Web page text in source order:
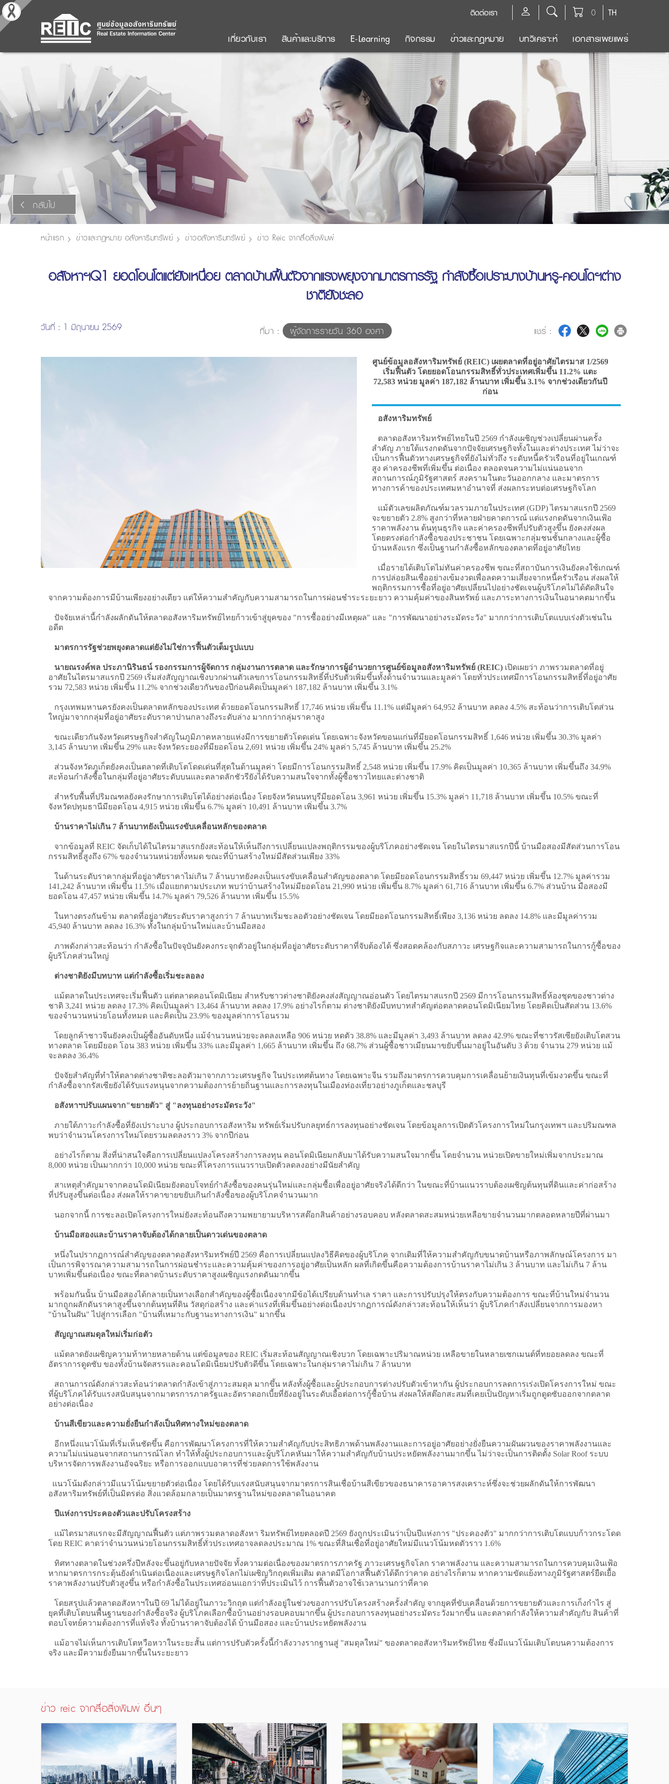
TH
0
ติดต่อเรา
เกี่ยวกับเรา สินค้าและบริการ E-Learning กิจกรรม ข่าวและกฎหมาย บทวิเคราะห์ เอกสารเผยแพร่
กลับไป
หน้าแรก ข่าวและกฎหมาย อสังหาริมทรัพย์ ข่าวอสังหาริมทรัพย์ ข่าว Reic จากสื่อสิ่งพิมพ์
อสังหาฯQ1 ยอดโอนโตแต่ยังเหนื่อย ตลาดบ้านฟื้นตัวจากแรงพยุงจากมาตรการรัฐ กำลังซื้อเปราะบางบ้านหรู-คอนโดฯต่าง
ชาติยังชะลอ
วันที่ : 1 มิถุนายน 2569 ที่มา : ผู้จัดการรายวัน 360 องศา แชร์ :
ศูนย์ข้อมูลอสังหาริมทรัพย์ (REIC) เผยตลาดที่อยู่อาศัยไตรมาส 1/2569
เริ่มฟื้นตัว โดยยอดโอนกรรมสิทธิ์ทั่วประเทศเพิ่มขึ้น 11.2% แตะ
72,583 หน่วย มูลค่า 187,182 ล้านบาท เพิ่มขึ้น 3.1% จากช่วงเดียวกันปี
ก่อน
อสังหาริมทรัพย์
ตลาดอสังหาริมทรัพย์ไทยในปี 2569 กำลังเผชิญช่วงเปลี่ยนผ่านครั้ง
สำคัญ ภายใต้แรงกดดันจากปัจจัยเศรษฐกิจทั้งในและต่างประเทศ ไม่ว่าจะ
เป็นการฟื้นตัวทางเศรษฐกิจที่ยังไม่ทั่วถึง ระดับหนี้ครัวเรือนที่อยู่ในเกณฑ์
สูง ค่าครองชีพที่เพิ่มขึ้น ต่อเนื่อง ตลอดจนความไม่แน่นอนจาก
สถานการณ์ภูมิรัฐศาสตร์ สงครามในตะวันออกกลาง และมาตรการ
ทางการค้าของประเทศมหาอำนาจที่ ส่งผลกระทบต่อเศรษฐกิจโลก
แม้ตัวเลขผลิตภัณฑ์มวลรวมภายในประเทศ (GDP) ไตรมาสแรกปี 2569
จะขยายตัว 2.8% สูงกว่าที่หลายฝ่ายคาดการณ์ แต่แรงกดดันจากเงินเฟ้อ
ราคาพลังงาน ต้นทุนธุรกิจ และค่าครองชีพที่ปรับตัวสูงขึ้น ยังคงส่งผล
โดยตรงต่อกำลังซื้อของประชาชน โดยเฉพาะกลุ่มชนชั้นกลางและผู้ซื้อ
บ้านหลังแรก ซึ่งเป็นฐานกำลังซื้อหลักของตลาดที่อยู่อาศัยไทย
เมื่อรายได้เติบโตไม่ทันค่าครองชีพ ขณะที่สถาบันการเงินยังคงใช้เกณฑ์
การปล่อยสินเชื่ออย่างเข้มงวดเพื่อลดความเสี่ยงจากหนี้ครัวเรือน ส่งผลให้
พฤติกรรมการซื้อที่อยู่อาศัยเปลี่ยนไปอย่างชัดเจนผู้บริโภคไม่ได้ตัดสินใจ
จากความต้องการมีบ้านเพียงอย่างเดียว แต่ให้ความสำคัญกับความสามารถในการผ่อนชำระระยะยาว ความคุ้มค่าของสินทรัพย์ และภาระทางการเงินในอนาคตมากขึ้น
ปัจจัยเหล่านี้กำลังผลักดันให้ตลาดอสังหาริมทรัพย์ไทยก้าวเข้าสู่ยุคของ "การซื้ออย่างมีเหตุผล" และ "การพัฒนาอย่างระมัดระวัง" มากกว่าการเติบโตแบบเร่งตัวเช่นใน
อดีต
มาตรการรัฐช่วยพยุงตลาดแต่ยังไม่ใช่การฟื้นตัวเต็มรูปแบบ
นายณรงค์พล ประภานิรินธน์ รองกรรมการผู้จัดการ กลุ่มงานการตลาด และรักษาการผู้อำนวยการศูนย์ข้อมูลอสังหาริมทรัพย์ (REIC) เปิดเผยว่า ภาพรวมตลาดที่อยู่
อาศัยในไตรมาสแรกปี 2569 เริ่มส่งสัญญาณเชิงบวกผ่านตัวเลขการโอนกรรมสิทธิ์ที่ปรับตัวเพิ่มขึ้นทั้งด้านจำนวนและมูลค่า โดยทั่วประเทศมีการโอนกรรมสิทธิ์ที่อยู่อาศัย
รวม 72,583 หน่วย เพิ่มขึ้น 11.2% จากช่วงเดียวกันของปีก่อนคิดเป็นมูลค่า 187,182 ล้านบาท เพิ่มขึ้น 3.1%
กรุงเทพมหานครยังคงเป็นตลาดหลักของประเทศ ด้วยยอดโอนกรรมสิทธิ์ 17,746 หน่วย เพิ่มขึ้น 11.1% แต่มีมูลค่า 64,952 ล้านบาท ลดลง 4.5% สะท้อนว่าการเติบโตส่วน
ใหญ่มาจากกลุ่มที่อยู่อาศัยระดับราคาปานกลางถึงระดับล่าง มากกว่ากลุ่มราคาสูง
ขณะเดียวกันจังหวัดเศรษฐกิจสำคัญในภูมิภาคหลายแห่งมีการขยายตัวโดดเด่น โดยเฉพาะจังหวัดขอนแก่นที่มียอดโอนกรรมสิทธิ์ 1,646 หน่วย เพิ่มขึ้น 30.3% มูลค่า
3,145 ล้านบาท เพิ่มขึ้น 29% และจังหวัดระยองที่มียอดโอน 2,691 หน่วย เพิ่มขึ้น 24% มูลค่า 5,745 ล้านบาท เพิ่มขึ้น 25.2%
ส่วนจังหวัดภูเก็ตยังคงเป็นตลาดที่เติบโตโดดเด่นที่สุดในด้านมูลค่า โดยมีการโอนกรรมสิทธิ์ 2,548 หน่วย เพิ่มขึ้น 17.9% คิดเป็นมูลค่า 10,365 ล้านบาท เพิ่มขึ้นถึง 34.9%
สะท้อนกำลังซื้อในกลุ่มที่อยู่อาศัยระดับบนและตลาดลักชัวรียังได้รับความสนใจจากทั้งผู้ซื้อชาวไทยและต่างชาติ
สำหรับพื้นที่ปริมณฑลยังคงรักษาการเติบโตได้อย่างต่อเนื่อง โดยจังหวัดนนทบุรีมียอดโอน 3,961 หน่วย เพิ่มขึ้น 15.3% มูลค่า 11,718 ล้านบาท เพิ่มขึ้น 10.5% ขณะที่
จังหวัดปทุมธานีมียอดโอน 4,915 หน่วย เพิ่มขึ้น 6.7% มูลค่า 10,491 ล้านบาท เพิ่มขึ้น 3.7%
บ้านราคาไม่เกิน 7 ล้านบาทยังเป็นแรงขับเคลื่อนหลักของตลาด
จากข้อมูลที่ REIC จัดเก็บได้ในไตรมาสแรกยังสะท้อนให้เห็นถึงการเปลี่ยนแปลงพฤติกรรมของผู้บริโภคอย่างชัดเจน โดยในไตรมาสแรกปีนี้ บ้านมือสองมีสัดส่วนการโอน
กรรมสิทธิ์สูงถึง 67% ของจำนวนหน่วยทั้งหมด ขณะที่บ้านสร้างใหม่มีสัดส่วนเพียง 33%
ในด้านระดับราคากลุ่มที่อยู่อาศัยราคาไม่เกิน 7 ล้านบาทยังคงเป็นแรงขับเคลื่อนสำคัญของตลาด โดยมียอดโอนกรรมสิทธิ์รวม 69,447 หน่วย เพิ่มขึ้น 12.7% มูลค่ารวม
141,242 ล้านบาท เพิ่มขึ้น 11.5% เมื่อแยกตามประเภท พบว่าบ้านสร้างใหม่มียอดโอน 21,990 หน่วย เพิ่มขึ้น 8.7% มูลค่า 61,716 ล้านบาท เพิ่มขึ้น 6.7% ส่วนบ้าน มือสองมี
ยอดโอน 47,457 หน่วย เพิ่มขึ้น 14.7% มูลค่า 79,526 ล้านบาท เพิ่มขึ้น 15.5%
ในทางตรงกันข้าม ตลาดที่อยู่อาศัยระดับราคาสูงกว่า 7 ล้านบาทเริ่มชะลอตัวอย่างชัดเจน โดยมียอดโอนกรรมสิทธิ์เพียง 3,136 หน่วย ลดลง 14.8% และมีมูลค่ารวม
45,940 ล้านบาท ลดลง 16.3% ทั้งในกลุ่มบ้านใหม่และบ้านมือสอง
ภาพดังกล่าวสะท้อนว่า กำลังซื้อในปัจจุบันยังคงกระจุกตัวอยู่ในกลุ่มที่อยู่อาศัยระดับราคาที่จับต้องได้ ซึ่งสอดคล้องกับสภาวะ เศรษฐกิจและความสามารถในการกู้ซื้อของ
ผู้บริโภคส่วนใหญ่
ต่างชาติยังมีบทบาท แต่กำลังซื้อเริ่มชะลอลง
แม้ตลาดในประเทศจะเริ่มฟื้นตัว แต่ตลาดคอนโดมิเนียม สำหรับชาวต่างชาติยังคงส่งสัญญาณอ่อนตัว โดยไตรมาสแรกปี 2569 มีการโอนกรรมสิทธิ์ห้องชุดของชาวต่าง
ชาติ 3,241 หน่วย ลดลง 17.3% คิดเป็นมูลค่า 13,464 ล้านบาท ลดลง 17.9% อย่างไรก็ตาม ต่างชาติยังมีบทบาทสำคัญต่อตลาดคอนโดมิเนียมไทย โดยคิดเป็นสัดส่วน 13.6%
ของจำนวนหน่วยโอนทั้งหมด และคิดเป็น 23.9% ของมูลค่าการโอนรวม
โดยลูกค้าชาวจีนยังคงเป็นผู้ซื้ออันดับหนึ่ง แม้จำนวนหน่วยจะลดลงเหลือ 906 หน่วย หดตัว 38.8% และมีมูลค่า 3,493 ล้านบาท ลดลง 42.9% ขณะที่ชาวรัสเซียยังเติบโตสวน
ทางตลาด โดยมียอด โอน 383 หน่วย เพิ่มขึ้น 33% และมีมูลค่า 1,665 ล้านบาท เพิ่มขึ้น ถึง 68.7% ส่วนผู้ซื้อชาวเมียนมาขยับขึ้นมาอยู่ในอันดับ 3 ด้วย จำนวน 279 หน่วย แม้
จะลดลง 36.4%
ปัจจัยสำคัญที่ทำให้ตลาดต่างชาติชะลอตัวมาจากภาวะเศรษฐกิจ ในประเทศต้นทาง โดยเฉพาะจีน รวมถึงมาตรการควบคุมการเคลื่อนย้ายเงินทุนที่เข้มงวดขึ้น ขณะที่
กำลังซื้อจากรัสเซียยังได้รับแรงหนุนจากความต้องการย้ายถิ่นฐานและการลงทุนในเมืองท่องเที่ยวอย่างภูเก็ตและชลบุรี
อสังหาฯปรับแผนจาก"ขยายตัว" สู่ "ลงทุนอย่างระมัดระวัง"
ภายใต้ภาวะกำลังซื้อที่ยังเปราะบาง ผู้ประกอบการอสังหาริม ทรัพย์เริ่มปรับกลยุทธ์การลงทุนอย่างชัดเจน โดยข้อมูลการเปิดตัวโครงการใหม่ในกรุงเทพฯ และปริมณฑล
พบว่าจำนวนโครงการใหม่โดยรวมลดลงราว 3% จากปีก่อน
อย่างไรก็ตาม สิ่งที่น่าสนใจคือการเปลี่ยนแปลงโครงสร้างการลงทุน คอนโดมิเนียมกลับมาได้รับความสนใจมากขึ้น โดยจำนวน หน่วยเปิดขายใหม่เพิ่มจากประมาณ
8,000 หน่วย เป็นมากกว่า 10,000 หน่วย ขณะที่โครงการแนวราบเปิดตัวลดลงอย่างมีนัยสำคัญ
สาเหตุสำคัญมาจากคอนโดมิเนียมยังตอบโจทย์กำลังซื้อของคนรุ่นใหม่และกลุ่มซื้อเพื่ออยู่อาศัยจริงได้ดีกว่า ในขณะที่บ้านแนวราบต้องเผชิญต้นทุนที่ดินและค่าก่อสร้าง
ที่ปรับสูงขึ้นต่อเนื่อง ส่งผลให้ราคาขายขยับเกินกำลังซื้อของผู้บริโภคจำนวนมาก
นอกจากนี้ การชะลอเปิดโครงการใหม่ยังสะท้อนถึงความพยายามบริหารสต๊อกสินค้าอย่างรอบคอบ หลังตลาดสะสมหน่วยเหลือขายจำนวนมากตลอดหลายปีที่ผ่านมา
บ้านมือสองและบ้านราคาจับต้องได้กลายเป็นดาวเด่นของตลาด
หนึ่งในปรากฏการณ์สำคัญของตลาดอสังหาริมทรัพย์ปี 2569 คือการเปลี่ยนแปลงวิธีคิดของผู้บริโภค จากเดิมที่ให้ความสำคัญกับขนาดบ้านหรือภาพลักษณ์โครงการ มา
เป็นการพิจารณาความสามารถในการผ่อนชำระและความคุ้มค่าของการอยู่อาศัยเป็นหลัก ผลที่เกิดขึ้นคือความต้องการบ้านราคาไม่เกิน 3 ล้านบาท และไม่เกิน 7 ล้าน
บาทเพิ่มขึ้นต่อเนื่อง ขณะที่ตลาดบ้านระดับราคาสูงเผชิญแรงกดดันมากขึ้น
พร้อมกันนั้น บ้านมือสองได้กลายเป็นทางเลือกสำคัญของผู้ซื้อเนื่องจากมีข้อได้เปรียบด้านทำเล ราคา และการปรับปรุงให้ตรงกับความต้องการ ขณะที่บ้านใหม่จำนวน
มากถูกผลักดันราคาสูงขึ้นจากต้นทุนที่ดิน วัสดุก่อสร้าง และค่าแรงที่เพิ่มขึ้นอย่างต่อเนื่องปรากฏการณ์ดังกล่าวสะท้อนให้เห็นว่า ผู้บริโภคกำลังเปลี่ยนจากการมองหา
"บ้านในฝัน" ไปสู่การเลือก "บ้านที่เหมาะกับฐานะทางการเงิน" มากขึ้น
สัญญาณสมดุลใหม่เริ่มก่อตัว
แม้ตลาดยังเผชิญความท้าทายหลายด้าน แต่ข้อมูลของ REIC เริ่มสะท้อนสัญญาณเชิงบวก โดยเฉพาะปริมาณหน่วย เหลือขายในหลายเซกเมนต์ที่ทยอยลดลง ขณะที่
อัตราการดูดซับ ของทั้งบ้านจัดสรรและคอนโดมิเนียมปรับตัวดีขึ้น โดยเฉพาะในกลุ่มราคาไม่เกิน 7 ล้านบาท
สถานการณ์ดังกล่าวสะท้อนว่าตลาดกำลังเข้าสู่ภาวะสมดุล มากขึ้น หลังทั้งผู้ซื้อและผู้ประกอบการต่างปรับตัวเข้าหากัน ผู้ประกอบการลดการเร่งเปิดโครงการใหม่ ขณะ
ที่ผู้บริโภคได้รับแรงสนับสนุนจากมาตรการภาครัฐและอัตราดอกเบี้ยที่ยังอยู่ในระดับเอื้อต่อการกู้ซื้อบ้าน ส่งผลให้สต๊อกสะสมที่เคยเป็นปัญหาเริ่มถูกดูดซับออกจากตลาด
อย่างต่อเนื่อง
บ้านสีเขียวและความยั่งยืนกำลังเป็นทิศทางใหม่ของตลาด
อีกหนึ่งแนวโน้มที่เริ่มเห็นชัดขึ้น คือการพัฒนาโครงการที่ให้ความสำคัญกับประสิทธิภาพด้านพลังงานและการอยู่อาศัยอย่างยั่งยืนความผันผวนของราคาพลังงานและ
ความไม่แน่นอนจากสถานการณ์โลก ทำให้ทั้งผู้ประกอบการและผู้บริโภคหันมาให้ความสำคัญกับบ้านประหยัดพลังงานมากขึ้น ไม่ว่าจะเป็นการติดตั้ง Solar Roof ระบบ
บริหารจัดการพลังงานอัจฉริยะ หรือการออกแบบอาคารที่ช่วยลดการใช้พลังงาน
แนวโน้มดังกล่าวมีแนวโน้มขยายตัวต่อเนื่อง โดยได้รับแรงสนับสนุนจากมาตรการสินเชื่อบ้านสีเขียวของธนาคารอาคารสงเคราะห์ซึ่งจะช่วยผลักดันให้การพัฒนา
อสังหาริมทรัพย์ที่เป็นมิตรต่อ สิ่งแวดล้อมกลายเป็นมาตรฐานใหม่ของตลาดในอนาคต
ปีแห่งการประคองตัวและปรับโครงสร้าง
แม้ไตรมาสแรกจะมีสัญญาณฟื้นตัว แต่ภาพรวมตลาดอสังหา ริมทรัพย์ไทยตลอดปี 2569 ยังถูกประเมินว่าเป็นปีแห่งการ "ประคองตัว" มากกว่าการเติบโตแบบก้าวกระโดด
โดย REIC คาดว่าจำนวนหน่วยโอนกรรมสิทธิ์ทั่วประเทศอาจลดลงประมาณ 1% ขณะที่สินเชื่อที่อยู่อาศัยใหม่มีแนวโน้มหดตัวราว 1.6%
ทิศทางตลาดในช่วงครึ่งปีหลังจะขึ้นอยู่กับหลายปัจจัย ทั้งความต่อเนื่องของมาตรการภาครัฐ ภาวะเศรษฐกิจโลก ราคาพลังงาน และความสามารถในการควบคุมเงินเฟ้อ
หากมาตรการกระตุ้นยังดำเนินต่อเนื่องและเศรษฐกิจโลกไม่เผชิญวิกฤตเพิ่มเติม ตลาดมีโอกาสฟื้นตัวได้ดีกว่าคาด อย่างไรก็ตาม หากความขัดแย้งทางภูมิรัฐศาสตร์ยืดเยื้อ
ราคาพลังงานปรับตัวสูงขึ้น หรือกำลังซื้อในประเทศอ่อนแอกว่าที่ประเมินไว้ การฟื้นตัวอาจใช้เวลานานกว่าที่คาด
โดยสรุปแล้วตลาดอสังหาฯในปี 69 ไม่ได้อยู่ในภาวะวิกฤต แต่กำลังอยู่ในช่วงของการปรับโครงสร้างครั้งสำคัญ จากยุคที่ขับเคลื่อนด้วยการขยายตัวและการเก็งกำไร สู่
ยุคที่เติบโตบนพื้นฐานของกำลังซื้อจริง ผู้บริโภคเลือกซื้อบ้านอย่างรอบคอบมากขึ้น ผู้ประกอบการลงทุนอย่างระมัดระวังมากขึ้น และตลาดกำลังให้ความสำคัญกับ สินค้าที่
ตอบโจทย์ความต้องการที่แท้จริง ทั้งบ้านราคาจับต้องได้ บ้านมือสอง และบ้านประหยัดพลังงาน
แม้อาจไม่เห็นการเติบโตหวือหวาในระยะสั้น แต่การปรับตัวครั้งนี้กำลังวางรากฐานสู่ "สมดุลใหม่" ของตลาดอสังหาริมทรัพย์ไทย ซึ่งมีแนวโน้มเติบโตบนความต้องการ
จริง และมีความยั่งยืนมากขึ้นในระยะยาว
ข่าว reic จากสื่อสิ่งพิมพ์ อื่นๆ